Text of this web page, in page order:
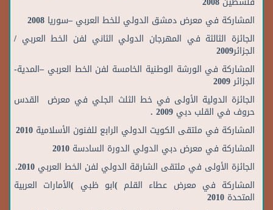
المشاركة في معرض دمشق الدولي للخط العربي –سوريا 2008
الجائزة الثالثة في المهرجان الدولي الثاني لفن الخط العربي /
الجزائر2009
المشاركة في الورشة الوطنية الخامسة لفن الخط العربي –المدية-
الجزائر 2009
الجائزة الدولية الأولى في خط الثلث الجلي في معرض القدس
حروف في القلب دبي 2009 .
المشاركة في ملتقى الكويت الدولي الرابع للفنون الأسلامية 2010
المشاركة في معرض دبي الدولي الدورة السادسة 2010
الجائزة الأولى في ملتقى الشارقة الدولي لفن الخط العربي 2010.
المشاركة في معرض عطاء القلم )ابو ظبي )الأمارات العربية
المتحدة 2010